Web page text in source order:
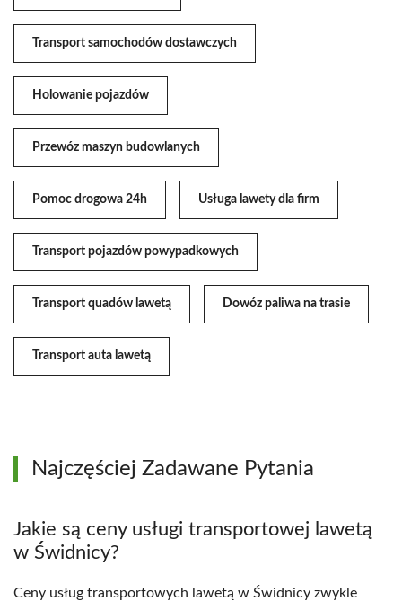
Transport samochodów dostawczych
Holowanie pojazdów
Przewóz maszyn budowlanych
Pomoc drogowa 24h Usługa lawety dla firm
Transport pojazdów powypadkowych
Transport quadów lawetą Dowóz paliwa na trasie
Transport auta lawetą
Najczęściej Zadawane Pytania
Jakie są ceny usługi transportowej lawetą
w Świdnicy?
Ceny usług transportowych lawetą w Świdnicy zwykle